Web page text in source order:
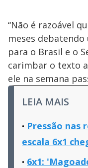
“Não é razoável
meses
para o Brasil e o
carimbar o texto
ele na semana
LEIA MAIS
Pressão nas
escala 6x1
6x1: